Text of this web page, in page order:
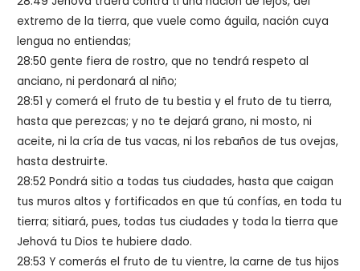
extremo de la tierra, que vuele como águila, nación cuya
lengua no entiendas;
28:50 gente fiera de rostro, que no tendrá respeto al
anciano, ni perdonará al niño;
28:51 y comerá el fruto de tu bestia y el fruto de tu tierra,
hasta que perezcas; y no te dejará grano, ni mosto, ni
aceite, ni la cría de tus vacas, ni los rebaños de tus ovejas,
hasta destruirte.
28:52 Pondrá sitio a todas tus ciudades, hasta que caigan
tus muros altos y fortificados en que tú confías, en toda tu
tierra; sitiará, pues, todas tus ciudades y toda la tierra que
Jehová tu Dios te hubiere dado.
28:53 Y comerás el fruto de tu vientre, la carne de tus hijos